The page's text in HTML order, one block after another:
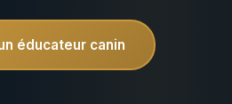
éducateur canin